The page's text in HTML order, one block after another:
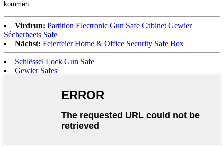
kommen.
Virdrun: Partition Electronic Gun Safe Cabinet Gewier
Sécherheets Safe
Nächst: Feierfeier Home & Office Security Safe Box
Schlëssel Lock Gun Safe
Gewier Safes